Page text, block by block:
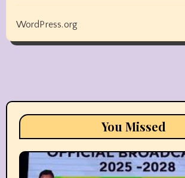
WordPress.org
You Missed